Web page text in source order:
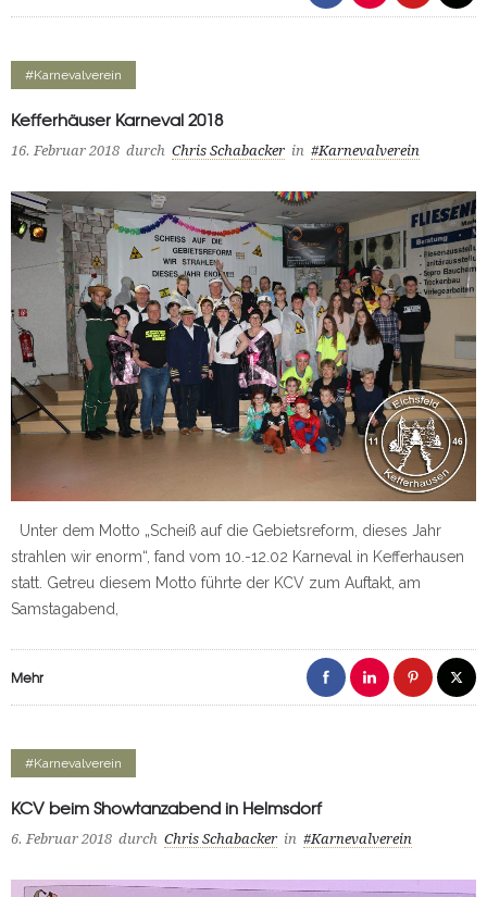
#Karnevalverein
Kefferhäuser Karneval 2018
16. Februar 2018 durch Chris Schabacker in #Karnevalverein
Unter dem Motto „Scheiß auf die Gebietsreform, dieses Jahr
strahlen wir enorm“, fand vom 10.-12.02 Karneval in Kefferhausen
statt. Getreu diesem Motto führte der KCV zum Auftakt, am
Samstagabend,
Mehr
#Karnevalverein
KCV beim Showtanzabend in Helmsdorf
6. Februar 2018 durch Chris Schabacker in #Karnevalverein